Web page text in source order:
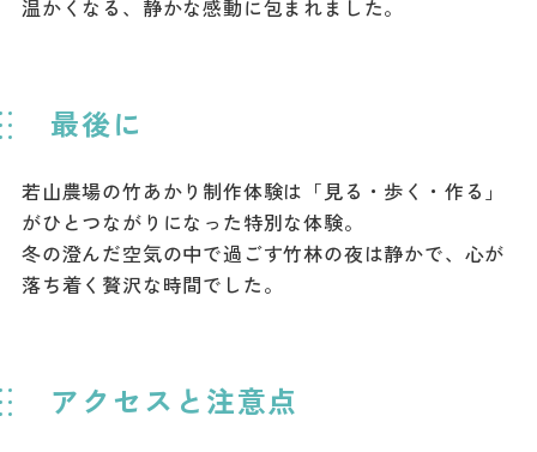
温かくなる、静かな感動に包まれました。
最後に
若山農場の竹あかり制作体験は「見る・歩く・作る」
がひとつながりになった特別な体験。
冬の澄んだ空気の中で過ごす竹林の夜は静かで、心が
落ち着く贅沢な時間でした。
アクセスと注意点